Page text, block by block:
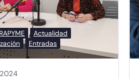
Actualidad
Entradas